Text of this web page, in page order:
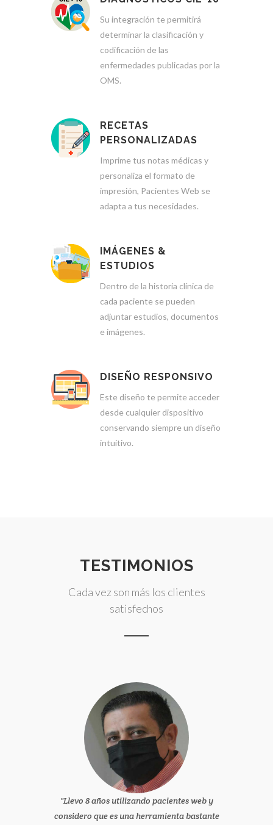
Su integración te permitirá
determinar la clasificación y
codificación de las
enfermedades publicadas por la
OMS.
RECETAS
PERSONALIZADAS
Imprime tus notas médicas y
personaliza el formato de
impresión, Pacientes Web se
adapta a tus necesidades.
IMÁGENES &
ESTUDIOS
Dentro de la historia clínica de
cada paciente se pueden
adjuntar estudios, documentos
e imágenes.
DISEÑO RESPONSIVO
Este diseño te permite acceder
desde cualquier dispositivo
conservando siempre un diseño
intuitivo.
TESTIMONIOS
Cada vez son más los clientes
satisfechos
Llevo 8 años utilizando pacientes web y
considero que es una herramienta bastante